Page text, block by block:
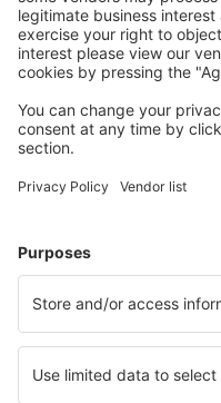
Cazarea preferată
Alege din peste 1,3
Cele mai căutate
Hoteluri în Westerland
Hoteluri în Zingst
Hoteluri în Heringsdorf